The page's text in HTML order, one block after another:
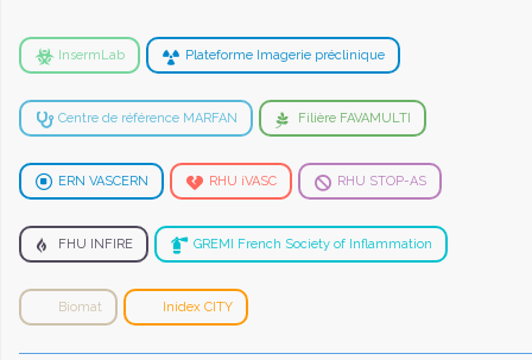
InsermLab Plateforme Imagerie préclinique
Centre de référence MARFAN Filière FAVAMULTI
ERN VASCERN RHU iVASC RHU STOP-AS
FHU INFIRE GREMI French Society of Inflammation
Biomat Inidex CITY